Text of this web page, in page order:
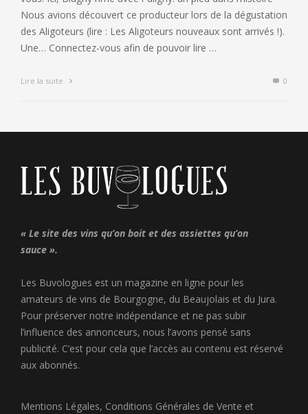
Nous avions découvert ce producteur lors de la dégustation
des Aligoteurs (lire : Les Aligoteurs nouveaux sont arrivés !).
Une… Connectez-vous afin de pouvoir lire …
Lire la suite 0
« Le site des vins qu’on boit et des assiettes qu’on
sauce ».
Les Buvologues est un magazine en ligne pour les
amateurs de vins de Bourgogne, du Beaujolais et du Jura.
Pour préserver notre indépendance et ne pas subir
l’influence des annonceurs, nous l’avons pensé sans
publicité. C’est pour cela que l’accès au contenu est réservé
aux abonnés.
Mentions Légales, Conditions Générales de Vente et